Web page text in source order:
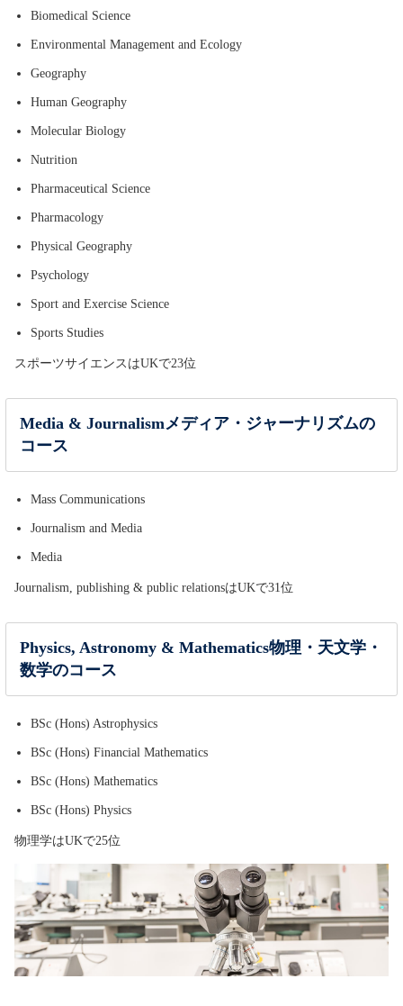
Biomedical Science
Environmental Management and Ecology
Geography
Human Geography
Molecular Biology
Nutrition
Pharmaceutical Science
Pharmacology
Physical Geography
Psychology
Sport and Exercise Science
Sports Studies
スポーツサイエンスはUKで23位
Media & Journalismメディア・ジャーナリズムの
コース
Mass Communications
Journalism and Media
Media
Journalism, publishing & public relationsはUKで31位
Physics, Astronomy & Mathematics物理・天文学・
数学のコース
BSc (Hons) Astrophysics
BSc (Hons) Financial Mathematics
BSc (Hons) Mathematics
BSc (Hons) Physics
物理学はUKで25位